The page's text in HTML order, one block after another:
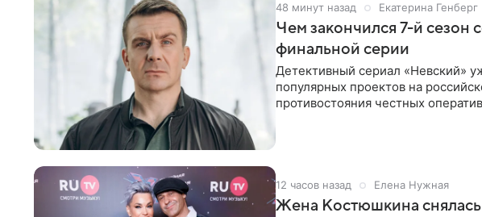
48 минут назад Екатерина Генберг
Чем закончился 7-й сезон
финальной серии
Детективный сериал «Невский»
популярных проектов на
противостояния честных
12 часов назад Елена Нужная
Жена Костюшкина